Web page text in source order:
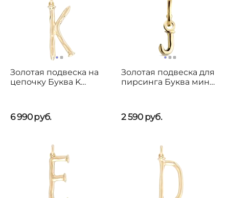
Золотая подвеска на
цепочку Буква K
6 990руб.
Золотая подвеска для
пирсинга Буква мини
2 590 руб.